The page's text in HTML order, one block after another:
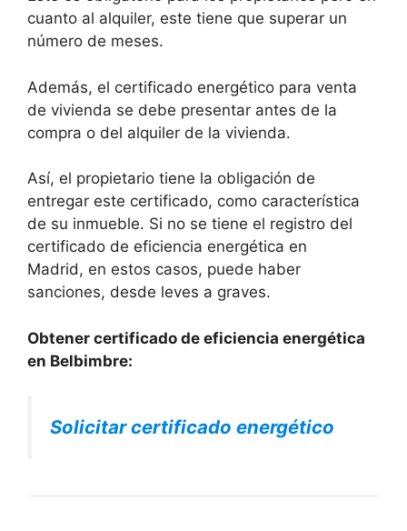
cuanto al alquiler, este tiene que superar un
número de meses.
Además, el certificado energético para venta
de vivienda se debe presentar antes de la
compra o del alquiler de la vivienda.
Así, el propietario tiene la obligación de
entregar este certificado, como característica
de su inmueble. Si no se tiene el registro del
certificado de eficiencia energética en
Madrid, en estos casos, puede haber
sanciones, desde leves a graves.
Obtener certificado de eficiencia energética
en Belbimbre:
Solicitar certificado energético